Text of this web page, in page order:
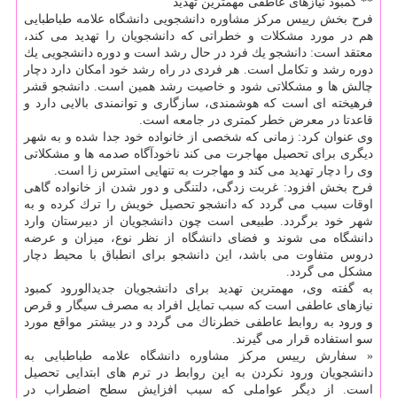
فرح بخش رییس مركز مشاوره دانشجویی دانشگاه علامه طباطبایی
هم در مورد مشكلات و خطراتی كه دانشجویان را تهدید می كند،
معتقد است: دانشجو یك فرد در حال رشد است و دوره دانشجویی یك
دوره رشد و تكامل است. هر فردی در راه رشد خود امكان دارد دچار
چالش ها و مشكلاتی شود و خاصیت رشد همین است. دانشجو قشر
فرهیخته ای است كه هوشمندی، سازگاری و توانمندی بالایی دارد و
قاعدتا در معرض خطر كمتری در جامعه است.
وی عنوان كرد: زمانی كه شخصی از خانواده خود جدا شده و به شهر
دیگری برای تحصیل مهاجرت می كند ناخودآگاه صدمه ها و مشكلاتی
وی را دچار تهدید می كند و مهاجرت به تنهایی استرس زا است.
فرح بخش افزود: غربت زدگی، دلتنگی و دور شدن از خانواده گاهی
اوقات سبب می گردد كه دانشجو تحصیل خویش را ترك كرده و به
شهر خود برگردد. طبیعی است چون دانشجویان از دبیرستان وارد
دانشگاه می شوند و فضای دانشگاه از نظر نوع، میزان و عرضه
دروس متفاوت می باشد، این دانشجو برای انطباق با محیط دچار
مشكل می گردد.
به گفته وی، مهمترین تهدید برای دانشجویان جدیدالورود كمبود
نیازهای عاطفی است كه سبب تمایل افراد به مصرف سیگار و قرص
و ورود به روابط عاطفی خطرناك می گردد و در بیشتر مواقع مورد
سو استفاده قرار می گیرند.
« سفارش رییس مركز مشاوره دانشگاه علامه طباطبایی به
دانشجویان ورود نكردن به این روابط در ترم های ابتدایی تحصیل
است. از دیگر عواملی كه سبب افزایش سطح اضطراب در